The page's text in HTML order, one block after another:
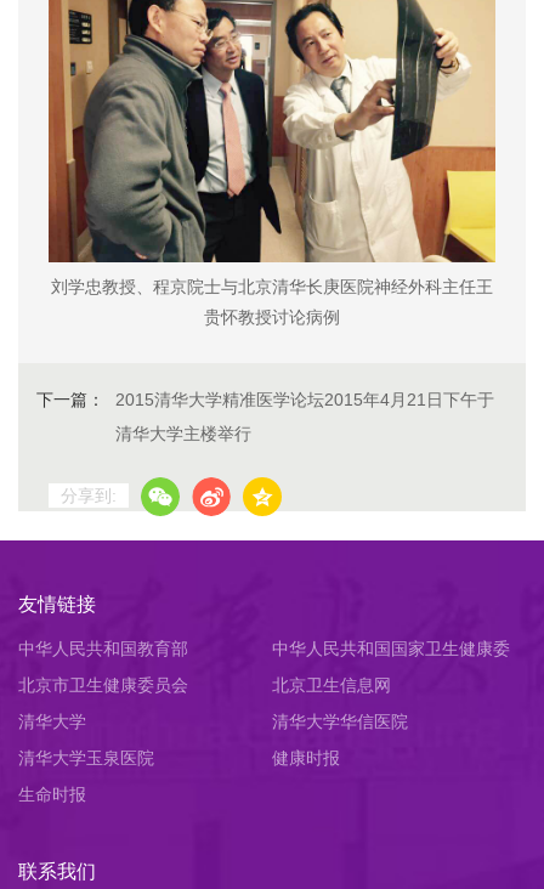
刘学忠教授、程京院士与北京清华长庚医院神经外科主任王
贵怀教授讨论病例
下一篇：
2015清华大学精准医学论坛2015年4月21日下午于
清华大学主楼举行
分享到:
友情链接
中华人民共和国教育部
中华人民共和国国家卫生健康委
员会
北京市卫生健康委员会
北京卫生信息网
清华大学
清华大学华信医院
清华大学玉泉医院
健康时报
生命时报
联系我们